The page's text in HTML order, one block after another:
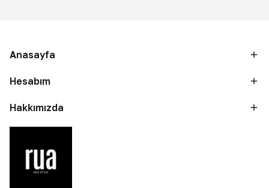
Anasayfa
Hesabım
Hakkımızda